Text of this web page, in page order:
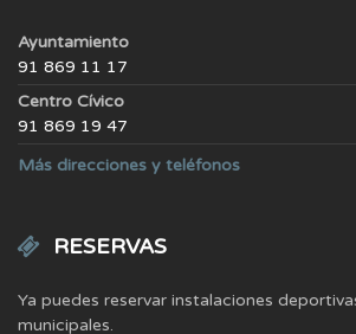
Ayuntamiento
91 869 11 17
Centro Cívico
91 869 19 47
Más direcciones y teléfonos
RESERVAS
Ya puedes reservar instalaciones
municipales.